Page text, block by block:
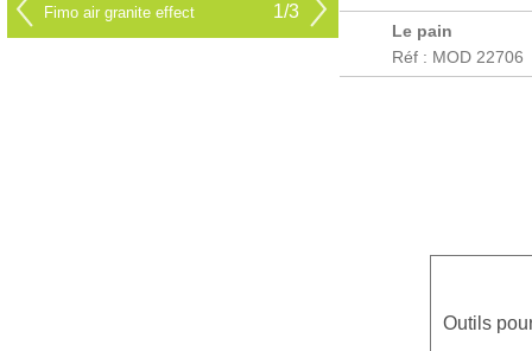
Fimo air granite effect 1/3
Le pain
Réf : MOD 22706
Outils